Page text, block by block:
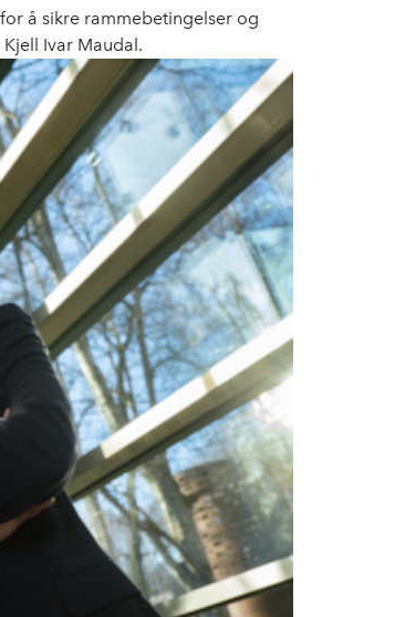
å sikre rammebetingelser og
Ivar Maudal.